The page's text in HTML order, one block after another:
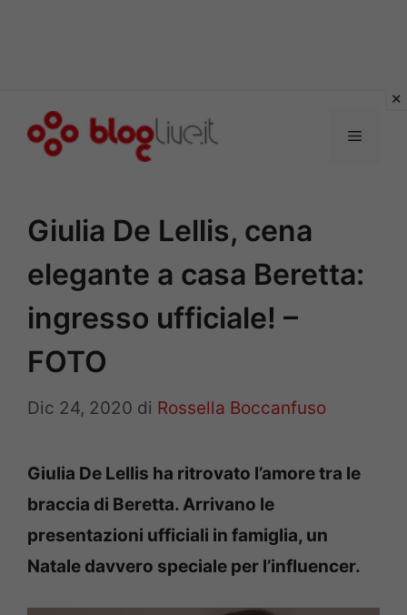
Menu
Giulia De Lellis, cena
elegante a casa Beretta:
ingresso ufficiale! –
FOTO
Dic 24, 2020 di Rossella Boccanfuso
Giulia De Lellis ha ritrovato l’amore tra le
braccia di Beretta. Arrivano le
presentazioni ufficiali in famiglia, un
Natale davvero speciale per l’influencer.